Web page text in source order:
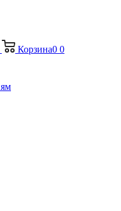
Корзина0 0